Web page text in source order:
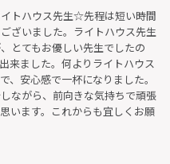
トハウス先生☆先程は短い時間
ざいました。ライトハウス先生
とてもお優しい先生でしたの
来ました。何よりライトハウス
、安心感で一杯になりました。
ながら、前向きな気持ちで頑張
います。これからも宜しくお願